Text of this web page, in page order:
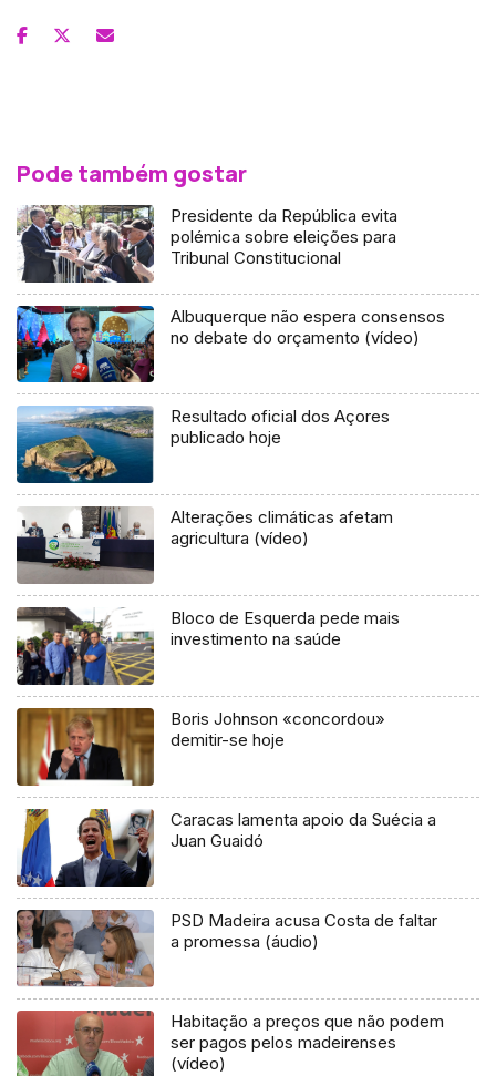
Pode também gostar
Presidente da República evita
polémica sobre eleições para
Tribunal Constitucional
Albuquerque não espera consensos
no debate do orçamento (vídeo)
Resultado oficial dos Açores
publicado hoje
Alterações climáticas afetam
agricultura (vídeo)
Bloco de Esquerda pede mais
investimento na saúde
Boris Johnson «concordou»
demitir-se hoje
Caracas lamenta apoio da Suécia a
Juan Guaidó
PSD Madeira acusa Costa de faltar
a promessa (áudio)
Habitação a preços que não podem
ser pagos pelos madeirenses
(vídeo)